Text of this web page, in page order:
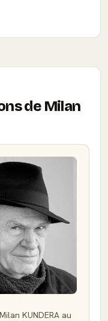
de Milan
KUNDERA au